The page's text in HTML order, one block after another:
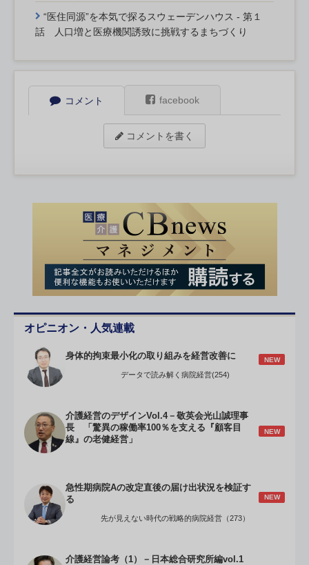
“医住同源”を本気で探るスウェーデンハウス - 第１
話 人口増と医療機関誘致に挑戦するまちづくり
コメント facebook
コメントを書く
オピニオン・人気連載
身体的拘束最小化の取り組みを経営改善に NEW
データで読み解く病院経営(254)
介護経営のデザインVol.4－敬英会光山誠理事
長 「驚異の稼働率100％を支える『顧客目
線』の老健経営」
NEW
急性期病院Aの改定直後の届け出状況を検証す
る
NEW
先が見えない時代の戦略的病院経営（273）
介護経営論考（1）－日本総合研究所編vol.1